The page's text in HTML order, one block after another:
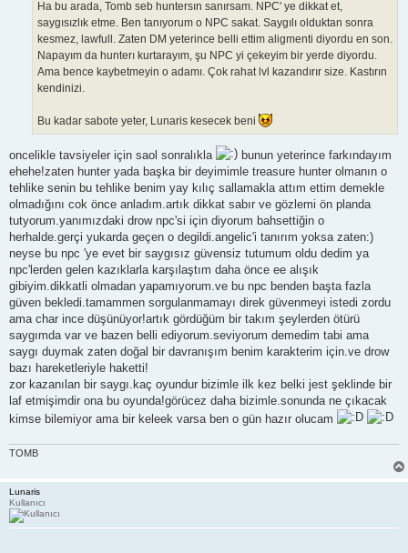
Ha bu arada, Tomb seb huntersın sanırsam. NPC' ye dikkat et,
saygısızlık etme. Ben tanıyorum o NPC sakat. Saygılı olduktan sonra
kesmez, lawfull. Zaten DM yeterince belli ettim aligmenti diyordu en son.
Napayım da hunterı kurtarayım, şu NPC yi çekeyim bir yerde diyordu.
Ama bence kaybetmeyin o adamı. Çok rahat lvl kazandırır size. Kastırın
kendinizi.
Bu kadar sabote yeter, Lunaris kesecek beni
oncelikle tavsiyeler için saol sonralıkla
bunun yeterince farkındayım
ehehe!zaten hunter yada başka bir deyimimle treasure hunter olmanın o
tehlike senin bu tehlike benim yay kılıç sallamakla attım ettim demekle
olmadığını cok önce anladım.artık dikkat sabır ve gözlemi ön planda
tutyorum.yanımızdaki drow npc'si için diyorum bahsettiğin o
herhalde.gerçi yukarda geçen o degildi.angelic'i tanırım yoksa zaten:)
neyse bu npc 'ye evet bir saygısız güvensiz tutumum oldu dedim ya
npc'lerden gelen kazıklarla karşılaştım daha önce ee alışık
gibiyim.dikkatli olmadan yapamıyorum.ve bu npc benden başta fazla
güven bekledi.tamammen sorgulanmamayı direk güvenmeyi istedi zordu
ama char ince düşünüyor!artık gördüğüm bir takım şeylerden ötürü
saygımda var ve bazen belli ediyorum.seviyorum demedim tabi ama
saygı duymak zaten doğal bir davranışım benim karakterim için.ve drow
bazı hareketleriyle haketti!
zor kazanılan bir saygı.kaç oyundur bizimle ilk kez belki jest şeklinde bir
laf etmişimdir ona bu oyunda!görücez daha bizimle.sonunda ne çıkacak
kimse bilemiyor ama bir keleek varsa ben o gün hazır olucam
TOMB
Lunaris
Kullanıcı